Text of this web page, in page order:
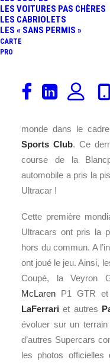
LES VOITURES PAS CHÈRES
LES CABRIOLETS
LES « SANS PERMIS »
CARTE
PRO
Appelez-les Ultracars
de l’extrême ! Ce
monde dans le
Sports Club. Ce
course de la
automobile a pris la
Ultracar !
Cette première
Ultracars ont pris la
hors du commun. A
ont joué le jeu. Ainsi,
Coupé, la Veyron
McLaren P1 GTR
LaFerrari et autres
évoluer sur un
d’autres Supercars
les photos